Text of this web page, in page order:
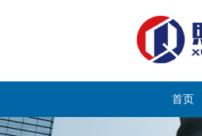
首页